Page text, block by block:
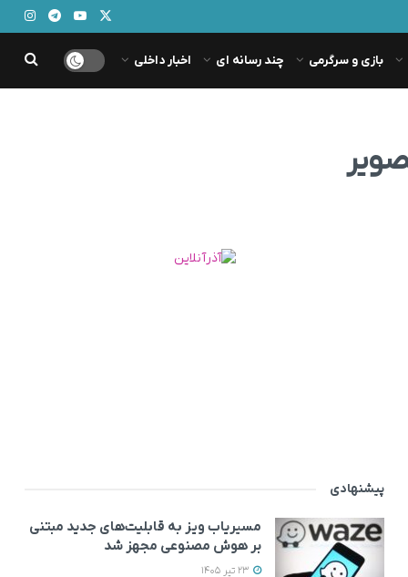
بازی و سرگرمی چند رسانه ای اخبار داخلی
پیشنهادی
مسیریاب ویز به قابلیت‌های جدید مبتنی
بر هوش مصنوعی مجهز شد